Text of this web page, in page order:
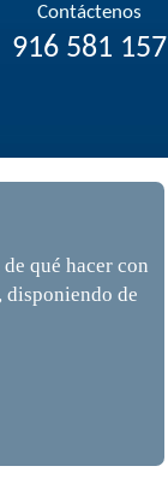
Contáctenos
916 581 157
qué hacer con
disponiendo de